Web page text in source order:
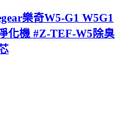
樂奇W5-G1 W5G1
化機 #Z-TEF-W5除臭